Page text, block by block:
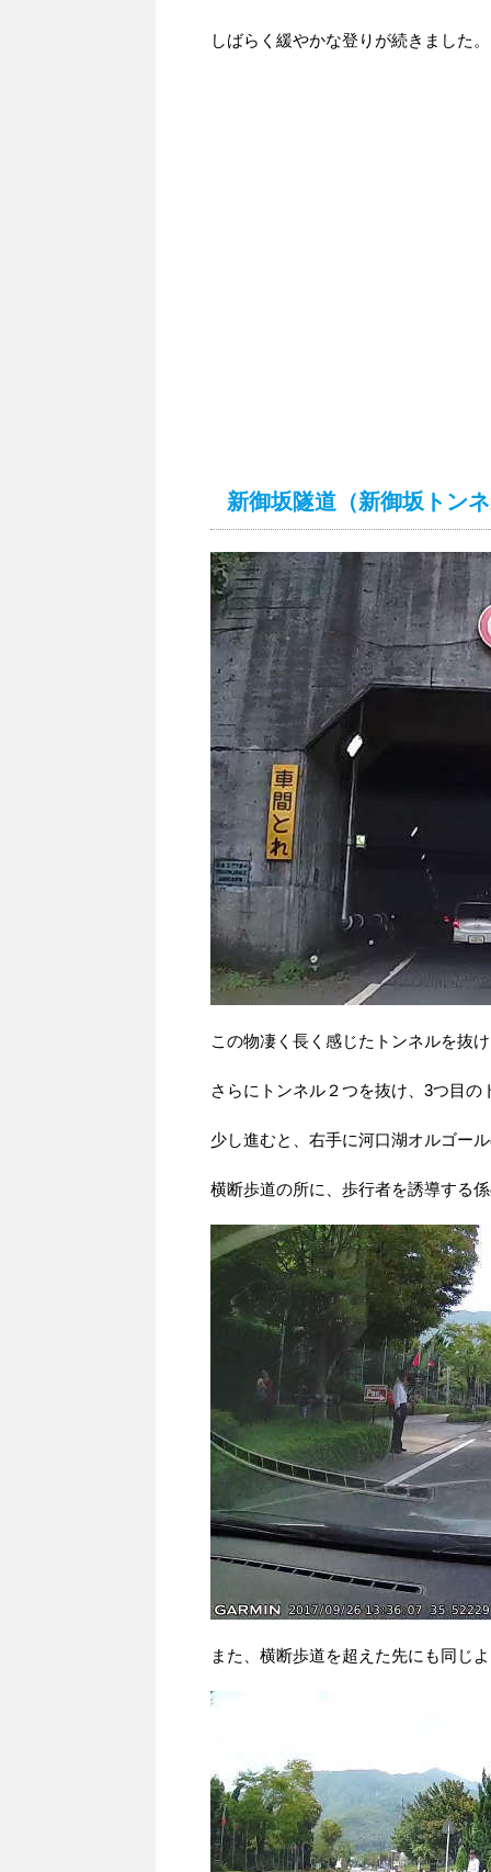
しばらく緩やかな登りが続きました。
新御坂隧道（新御坂トン
この物凄く長く感じたトンネルを抜
さらにトンネル２つを抜け、3つ目
少し進むと、右手に河口湖オルゴー
横断歩道の所に、歩行者を誘導する
また、横断歩道を超えた先にも同じ